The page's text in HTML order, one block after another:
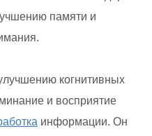
памяти и
когнитивных
и восприятие
информации. Он